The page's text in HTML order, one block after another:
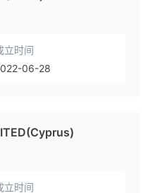
立时间
06-28
立时间